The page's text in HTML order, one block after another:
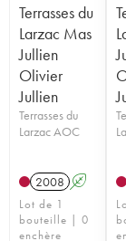
Terrasses du
Larzac Mas
Jullien
Olivier
Jullien
Terrasses du
Larzac AOC
2008 A
Lot de 1
bouteille | 0
enchère